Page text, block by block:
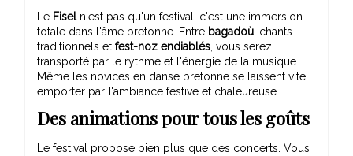
Le Fiseln'est pas qu'un festival, c'est une immersion
totale dans l'âme bretonne. Entre bagadoù, chants
traditionnels et fest-noz endiablés, vous serez
transporté par le rythme et l'énergie de la musique.
Même les novices en danse bretonne se laissent vite
emporter par l'ambiance festive et chaleureuse.
Des animations pour tous les goûts
Le festival propose bien plus que des concerts. Vous